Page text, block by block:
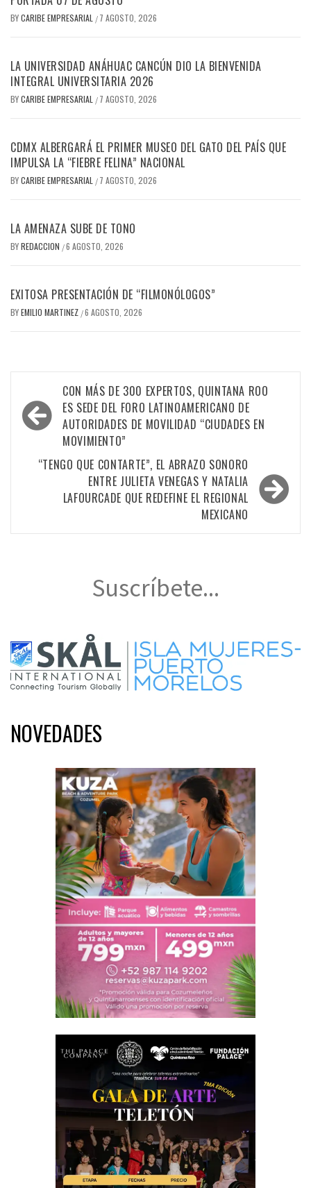
BYCARIBE EMPRESARIAL / 7 AGOSTO, 2026
LA UNIVERSIDAD ANÁHUAC CANCÚN DIO LA BIENVENIDA
INTEGRAL UNIVERSITARIA 2026
BYCARIBE EMPRESARIAL / 7 AGOSTO, 2026
CDMX ALBERGARÁ EL PRIMER MUSEO DEL GATO DEL PAÍS QUE
IMPULSA LA “FIEBRE FELINA” NACIONAL
BYCARIBE EMPRESARIAL / 7 AGOSTO, 2026
LA AMENAZA SUBE DE TONO
BYREDACCION /6 AGOSTO, 2026
EXITOSA PRESENTACIÓN DE “FILMONÓLOGOS”
BYEMILIO MARTINEZ /6 AGOSTO, 2026
Navegación
de
entradas
CON MÁS DE 300 EXPERTOS, QUINTANA ROO
ES SEDE DEL FORO LATINOAMERICANO DE
AUTORIDADES DE MOVILIDAD “CIUDADES EN
MOVIMIENTO”
“TENGO QUE CONTARTE”, EL ABRAZO SONORO
ENTRE JULIETA VENEGAS Y NATALIA
LAFOURCADE QUE REDEFINE EL REGIONAL
MEXICANO
Suscríbete...
NOVEDADES